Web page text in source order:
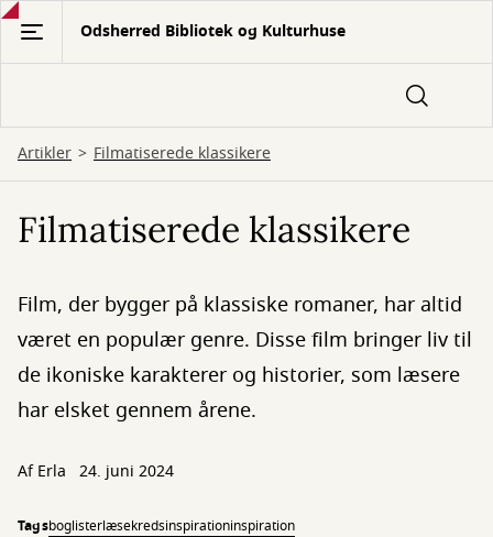
Gå
hovedindhold
Odsherred Bibliotek og Kulturhuse
Artikler Filmatiserede klassikere
Filmatiserede klassikere
Film, der bygger på klassiske romaner, har altid
været en populær genre. Disse film bringer liv til
de ikoniske karakterer og historier, som læsere
har elsket gennem årene.
AfErla 24. juni 2024
Tagsboglisterlæsekredsinspirationinspiration